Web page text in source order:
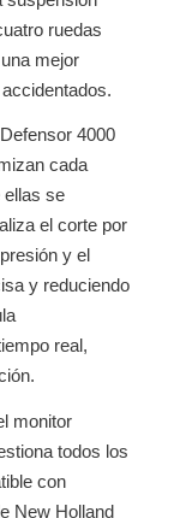
ruedas
mejor
4000
cada
ellas se
el corte por
y el
y reduciendo
real,
monitor
todos los
con
New Holland